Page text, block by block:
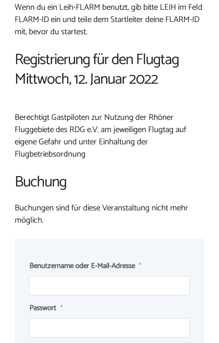
Wenn du ein Leih-FLARM benutzt, gib bitte LEIH im Feld
FLARM-ID ein und teile dem Startleiter deine FLARM-ID
mit, bevor du startest.
Registrierung für den Flugtag
Mittwoch, 12. Januar 2022
Berechtigt Gastpiloten zur Nutzung der Rhöner
Fluggebiete des RDG e.V. am jeweiligen Flugtag auf
eigene Gefahr und unter Einhaltung der
Flugbetriebsordnung
Buchung
Buchungen sind für diese Veranstaltung nicht mehr
möglich.
Benutzername oder E-Mail-Adresse *
Passwort *